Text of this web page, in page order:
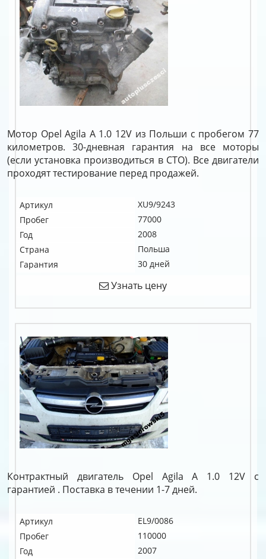
Мотор Opel Agila A 1.0 12V из Польши с пробегом 77
километров. 30-дневная гарантия на все моторы
(если установка производиться в СТО). Все двигатели
проходят тестирование перед продажей.
Артикул
XU9/9243
Пробег
77000
Год
2008
Страна
Польша
Гарантия
30 дней
Узнать цену
Контрактный двигатель Opel Agila A 1.0 12V c
гарантией . Поставка в течении 1-7 дней.
Артикул
EL9/0086
Пробег
110000
Год
2007